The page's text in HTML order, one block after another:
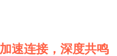
速连接，深度共鸣